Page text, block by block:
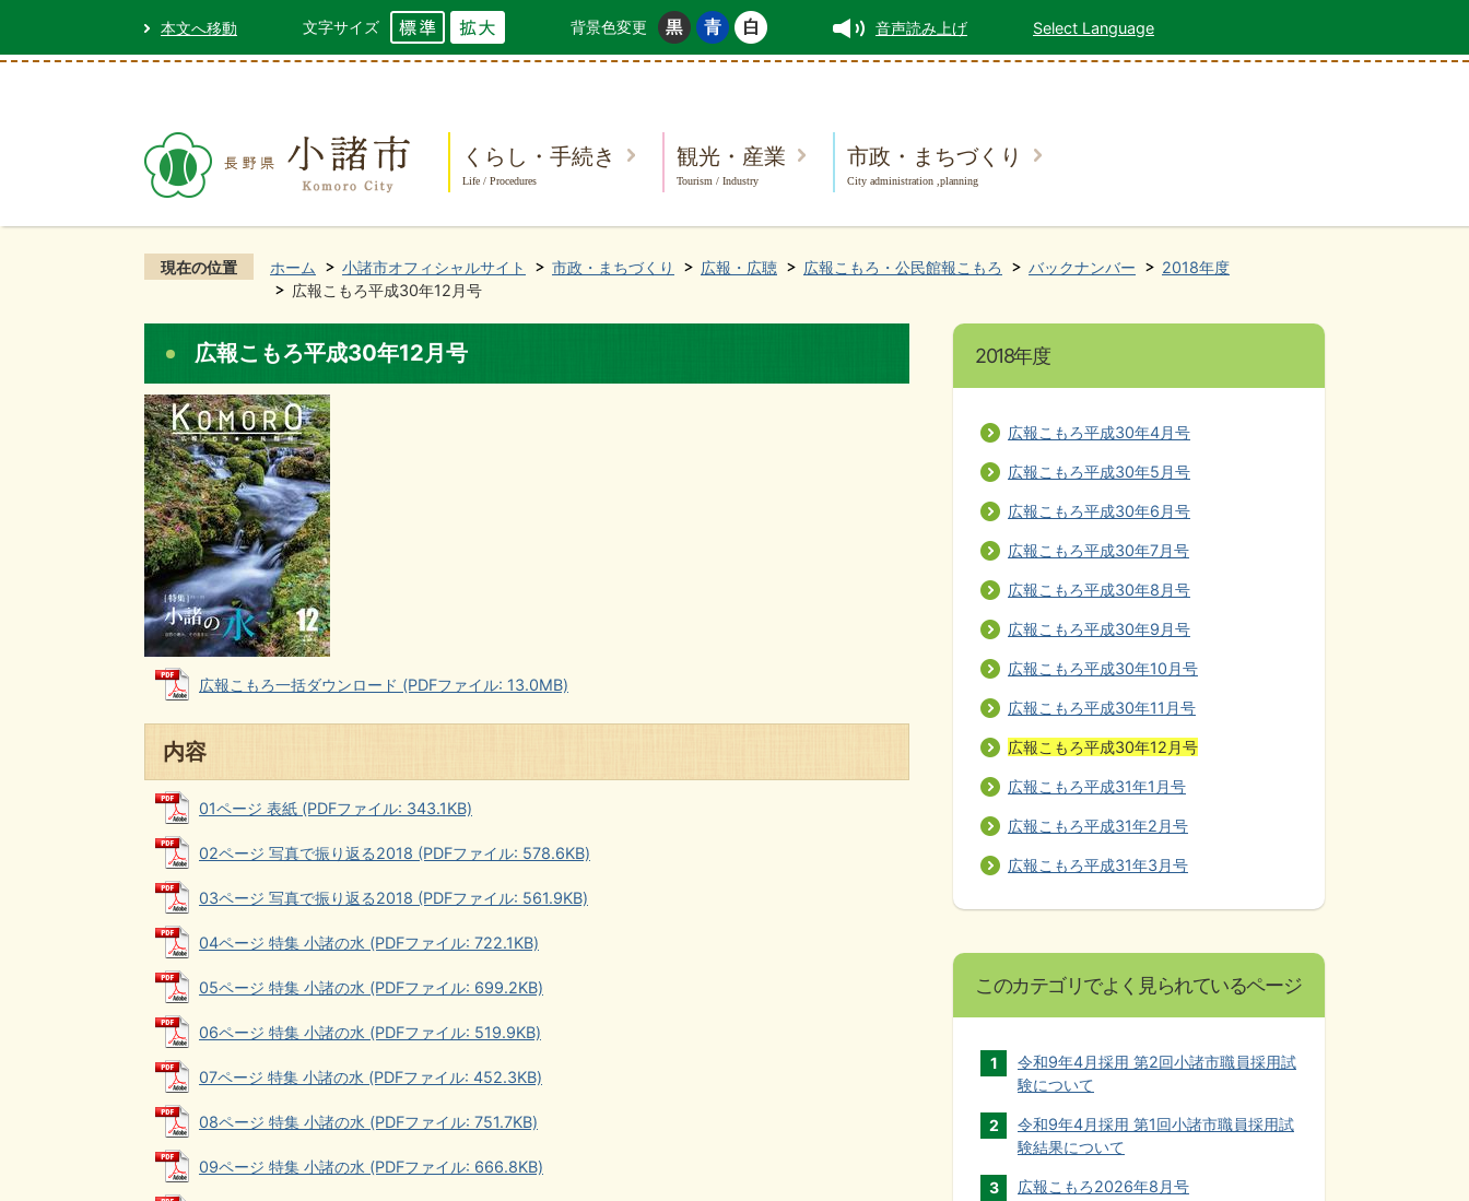
本文へ移動 文字サイズ 背景色変更 音声読み上げ Select Language
くらし・手続き
Life / Procedures
観光・産業
Tourism / Industry
市政・まちづくり
City administration ,planning
現在の位置 ホーム 小諸市オフィシャルサイト 市政・まちづくり 広報・広聴 広報こもろ・公民館報こもろ バックナンバー
2018年度
広報こもろ平成30年12月号
広報こもろ平成30年12月号
広報こもろ一括ダウンロード (PDFファイル: 13.0MB)
内容
01ページ 表紙 (PDFファイル: 343.1KB)
02ページ 写真で振り返る2018 (PDFファイル: 578.6KB)
03ページ 写真で振り返る2018 (PDFファイル: 561.9KB)
04ページ 特集 小諸の水 (PDFファイル: 722.1KB)
05ページ 特集 小諸の水 (PDFファイル: 699.2KB)
06ページ 特集 小諸の水 (PDFファイル: 519.9KB)
07ページ 特集 小諸の水 (PDFファイル: 452.3KB)
08ページ 特集 小諸の水 (PDFファイル: 751.7KB)
09ページ 特集 小諸の水 (PDFファイル: 666.8KB)
2018年度
広報こもろ平成30年4月号
広報こもろ平成30年5月号
広報こもろ平成30年6月号
広報こもろ平成30年7月号
広報こもろ平成30年8月号
広報こもろ平成30年9月号
広報こもろ平成30年10月号
広報こもろ平成30年11月号
広報こもろ平成30年12月号
広報こもろ平成31年1月号
広報こもろ平成31年2月号
広報こもろ平成31年3月号
このカテゴリでよく見られているページ
令和9年4月採用 第2回小諸市職員採用試
験について
令和9年4月採用 第1回小諸市職員採用試
験結果について
広報こもろ2026年8月号